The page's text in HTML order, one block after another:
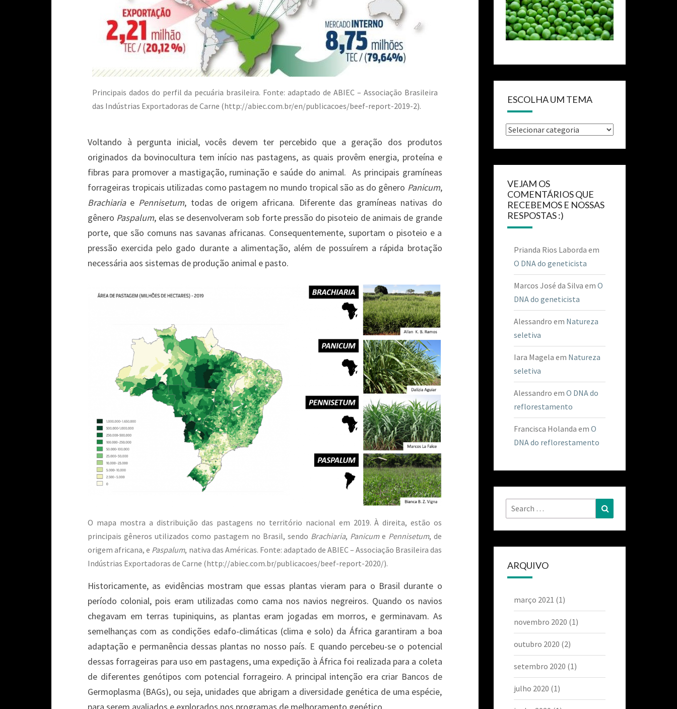
Principais dados do perfil da pecuária brasileira. Fonte: adaptado de ABIEC – Associação Brasileira
das Indústrias Exportadoras de Carne (http://abiec.com.br/en/publicacoes/beef-report-2019-2).
Voltando à pergunta inicial, vocês devem ter percebido que a geração dos produtos
originados da bovinocultura tem início nas pastagens, as quais provêm energia, proteína e
fibras para promover a mastigação, ruminação e saúde do animal. As principais gramíneas
forrageiras tropicais utilizadas como pastagem no mundo tropical são as do gênero Panicum,
Brachiaria e Pennisetum, todas de origem africana. Diferente das gramíneas nativas do
gênero Paspalum, elas se desenvolveram sob forte pressão do pisoteio de animais de grande
porte, que são comuns nas savanas africanas. Consequentemente, suportam o pisoteio e a
pressão exercida pelo gado durante a alimentação, além de possuírem a rápida brotação
necessária aos sistemas de produção animal e pasto.
O mapa mostra a distribuição das pastagens no território nacional em 2019. À direita, estão os
principais gêneros utilizados como pastagem no Brasil, sendo Brachiaria, Panicume Pennisetum, de
origem africana, e Paspalum, nativa das Américas. Fonte: adaptado de ABIEC – Associação Brasileira das
Indústrias Exportadoras de Carne (http://abiec.com.br/publicacoes/beef-report-2020/).
Historicamente, as evidências mostram que essas plantas vieram para o Brasil durante o
período colonial, pois eram utilizadas como cama nos navios negreiros. Quando os navios
chegavam em terras tupiniquins, as plantas eram jogadas em morros, e germinavam. As
semelhanças com as condições edafo-climáticas (clima e solo) da África garantiram a boa
adaptação e permanência dessas plantas no nosso país. E quando percebeu-se o potencial
dessas forrageiras para uso em pastagens, uma expedição à África foi realizada para a coleta
de diferentes genótipos com potencial forrageiro. A principal intenção era criar Bancos de
Germoplasma (BAGs), ou seja, unidades que abrigam a diversidade genética de uma espécie,
ESCOLHA UM TEMA
VEJAM OS
COMENTÁRIOS QUE
RECEBEMOS E NOSSAS
RESPOSTAS :)
Prianda Rios Laborda em
O DNA do geneticista
Marcos José da Silva em O
DNA do geneticista
Alessandro em Natureza
seletiva
Iara Magela em Natureza
seletiva
Alessandro em O DNA do
reflorestamento
Francisca Holanda em O
DNA do reflorestamento
ARQUIVO
março 2021 (1)
novembro 2020 (1)
outubro 2020 (2)
setembro 2020 (1)
julho 2020 (1)